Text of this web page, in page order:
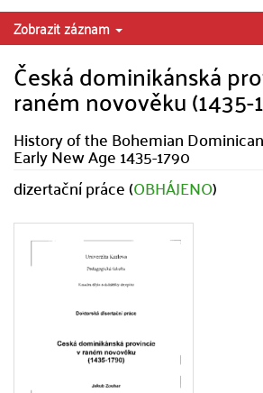
Zobrazit záznam
Česká dominikánská
raném novověku (1435-
History of the Bohemian
Early New Age 1435-1790
dizertační práce (OBHÁJENO)